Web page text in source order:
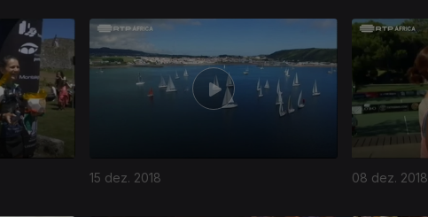
15 dez. 2018 08 dez. 2018